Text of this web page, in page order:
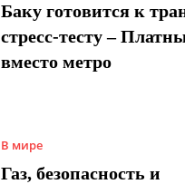
Баку готовится к
стресс-тесту –
вместо метро
В мире
Газ, безопасность и